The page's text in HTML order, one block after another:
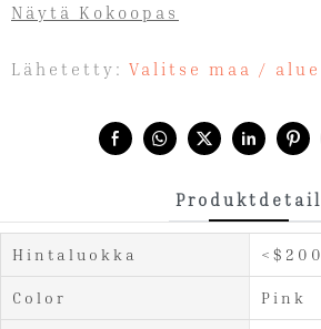
Lähetetty: Valitse maa / alue
Näytä Kokoopas
Produktdetail
Hintaluokka <$200
Color Pink